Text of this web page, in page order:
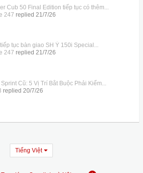
Cub 50 Final Edition tiếp tục có thêm...
247 replied 21/7/26
tục bàn giao SH Ý 150i Special...
247 replied 21/7/26
Sprint Cũ: 5 Vị Trí Bắt Buộc Phải Kiểm...
replied 20/7/26
Tiếng Việt